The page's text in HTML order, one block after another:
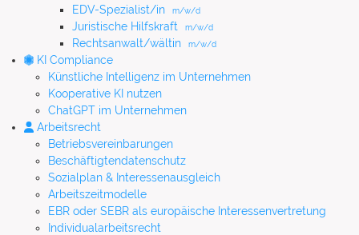
EDV-Spezialist/in m/w/d
Juristische Hilfskraft m/w/d
Rechtsanwalt/wältin m/w/d
KI Compliance
Künstliche Intelligenz im Unternehmen
Kooperative KI nutzen
ChatGPT im Unternehmen
Arbeitsrecht
Betriebsvereinbarungen
Beschäftigtendatenschutz
Sozialplan & Interessenausgleich
Arbeitszeitmodelle
EBR oder SEBR als europäische Interessenvertretung
Individualarbeitsrecht